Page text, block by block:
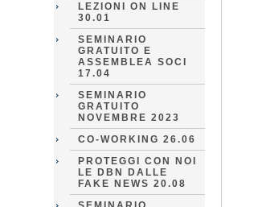
LEZIONI ON LINE
30.01
SEMINARIO
GRATUITO E
ASSEMBLEA SOCI
17.04
SEMINARIO
GRATUITO
NOVEMBRE 2023
CO-WORKING 26.06
PROTEGGI CON NOI
LE DBN DALLE
FAKE NEWS 20.08